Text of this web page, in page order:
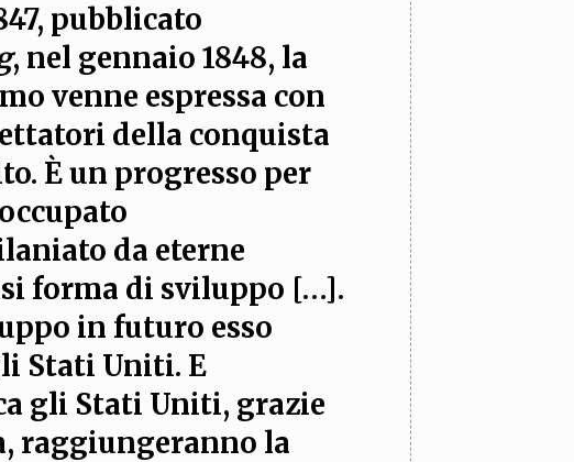
pubblicato
, nel gennaio 1848, la
venne espressa con
della conquista
È un progresso per
da eterne
forma di sviluppo […].
in futuro esso
Stati Uniti. E
gli Stati Uniti, grazie
raggiungeranno la